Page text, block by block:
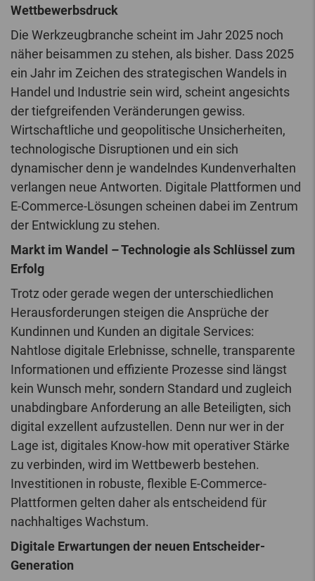
Wettbewerbsdruck
Die Werkzeugbranche scheint im Jahr 2025 noch
näher beisammen zu stehen, als bisher. Dass 2025
ein Jahr im Zeichen des strategischen Wandels in
Handel und Industrie sein wird, scheint angesichts
der tiefgreifenden Veränderungen gewiss.
Wirtschaftliche und geopolitische Unsicherheiten,
technologische Disruptionen und ein sich
dynamischer denn je wandelndes Kundenverhalten
verlangen neue Antworten. Digitale Plattformen und
E-Commerce-Lösungen scheinen dabei im Zentrum
der Entwicklung zu stehen.
Markt im Wandel – Technologie als Schlüssel zum
Erfolg
Trotz oder gerade wegen der unterschiedlichen
Herausforderungen steigen die Ansprüche der
Kundinnen und Kunden an digitale Services:
Nahtlose digitale Erlebnisse, schnelle, transparente
Informationen und effiziente Prozesse sind längst
kein Wunsch mehr, sondern Standard und zugleich
unabdingbare Anforderung an alle Beteiligten, sich
digital exzellent aufzustellen. Denn nur wer in der
Lage ist, digitales Know-how mit operativer Stärke
zu verbinden, wird im Wettbewerb bestehen.
Investitionen in robuste, flexible E-Commerce-
Plattformen gelten daher als entscheidend für
nachhaltiges Wachstum.
Digitale Erwartungen der neuen Entscheider-
Generation